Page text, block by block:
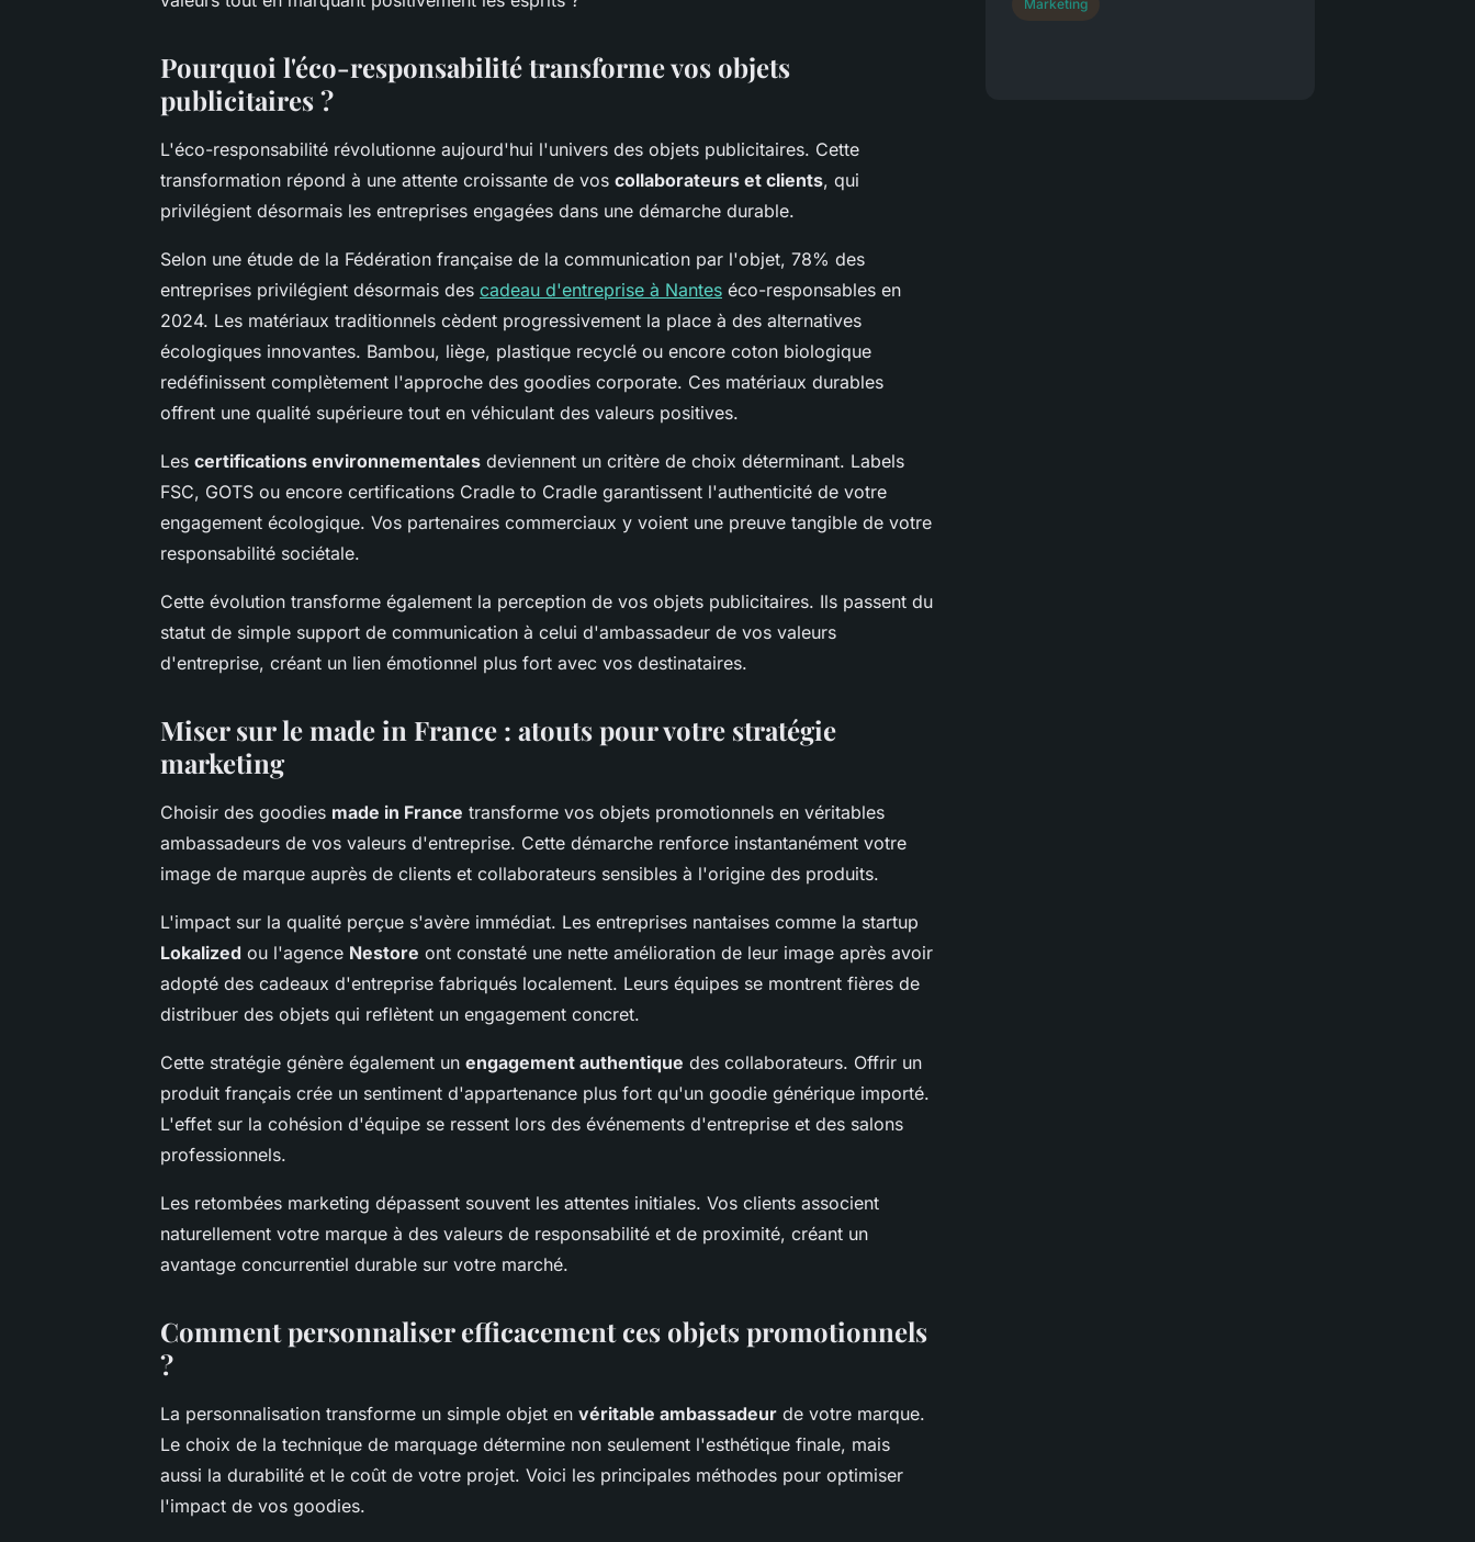
Pourquoi l'éco-responsabilité transforme vos objets
publicitaires ?
L'éco-responsabilité révolutionne aujourd'hui l'univers des objets publicitaires. Cette
transformation répond à une attente croissante de vos collaborateurs et clients, qui
privilégient désormais les entreprises engagées dans une démarche durable.
Selon une étude de la Fédération française de la communication par l'objet, 78% des
entreprises privilégient désormais des cadeau d'entreprise à Nantes éco-responsables en
2024. Les matériaux traditionnels cèdent progressivement la place à des alternatives
écologiques innovantes. Bambou, liège, plastique recyclé ou encore coton biologique
redéfinissent complètement l'approche des goodies corporate. Ces matériaux durables
offrent une qualité supérieure tout en véhiculant des valeurs positives.
Les certifications environnementales deviennent un critère de choix déterminant. Labels
FSC, GOTS ou encore certifications Cradle to Cradle garantissent l'authenticité de votre
engagement écologique. Vos partenaires commerciaux y voient une preuve tangible de votre
responsabilité sociétale.
Cette évolution transforme également la perception de vos objets publicitaires. Ils passent du
statut de simple support de communication à celui d'ambassadeur de vos valeurs
d'entreprise, créant un lien émotionnel plus fort avec vos destinataires.
Miser sur le made in France : atouts pour votre stratégie
marketing
Choisir des goodies made in France transforme vos objets promotionnels en véritables
ambassadeurs de vos valeurs d'entreprise. Cette démarche renforce instantanément votre
image de marque auprès de clients et collaborateurs sensibles à l'origine des produits.
L'impact sur la qualité perçue s'avère immédiat. Les entreprises nantaises comme la startup
Lokalized ou l'agence Nestore ont constaté une nette amélioration de leur image après avoir
adopté des cadeaux d'entreprise fabriqués localement. Leurs équipes se montrent fières de
distribuer des objets qui reflètent un engagement concret.
Cette stratégie génère également un engagement authentique des collaborateurs. Offrir un
produit français crée un sentiment d'appartenance plus fort qu'un goodie générique importé.
L'effet sur la cohésion d'équipe se ressent lors des événements d'entreprise et des salons
professionnels.
Les retombées marketing dépassent souvent les attentes initiales. Vos clients associent
naturellement votre marque à des valeurs de responsabilité et de proximité, créant un
avantage concurrentiel durable sur votre marché.
Comment personnaliser efficacement ces objets promotionnels
?
La personnalisation transforme un simple objet en véritable ambassadeur de votre marque.
Le choix de la technique de marquage détermine non seulement l'esthétique finale, mais
aussi la durabilité et le coût de votre projet. Voici les principales méthodes pour optimiser
l'impact de vos goodies.
Marketing